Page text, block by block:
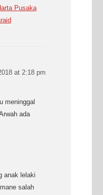
Pusaka
at 2:18 pm
meninggal
ada
anak lelaki
salah